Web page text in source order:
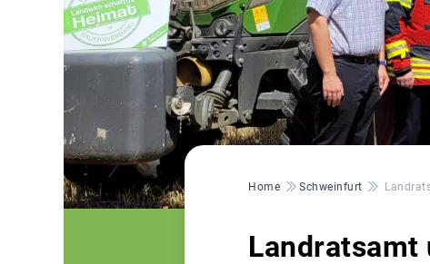
Pfadnavigation
Home Schweinfurt
Landratsamt